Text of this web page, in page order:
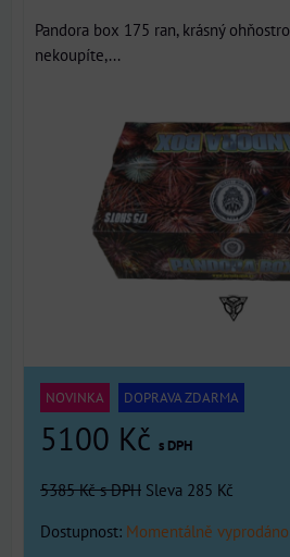
Pandora box 175 ran, krásný
nekoupíte,...
NOVINKA DOPRAVA ZDARMA
5100 Kč s DPH
5385 Kčs DPH Sleva 285 Kč
Dostupnost: Momentálně vyprodáno